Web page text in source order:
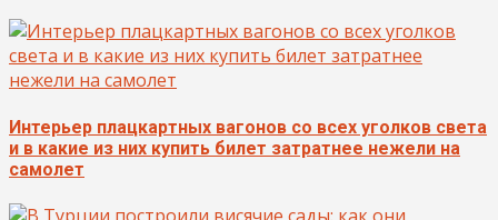
Интерьер плацкартных вагонов со всех уголков света
и в какие из них купить билет затратнее нежели на
самолет